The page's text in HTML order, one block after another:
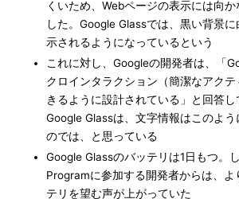
くいため、Webページの表示には向
した。Google Glassでは、黒い背景
示されるようになっているという
これに対し、Googleの開発者は、「
クロインタラクション（簡潔なアク
きるように設計されている」と回答し
Google Glassは、文字情報はこのよ
のでは、と思っている
Google Glassのバッテリは1日もつ。
Programに参加する開発者からは、よ
テリを望む声が上がっていた